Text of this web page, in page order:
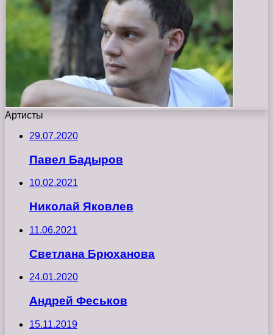
Артисты
29.07.2020
Павел Бадыров
10.02.2021
Николай Яковлев
11.06.2021
Светлана Брюханова
24.01.2020
Андрей Феськов
15.11.2019